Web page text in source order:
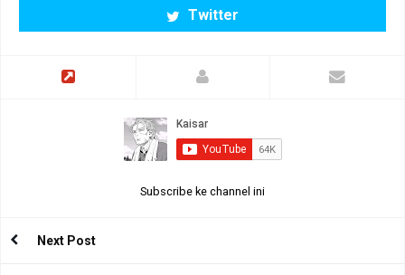
Twitter
Subscribe ke channel ini
Next Post